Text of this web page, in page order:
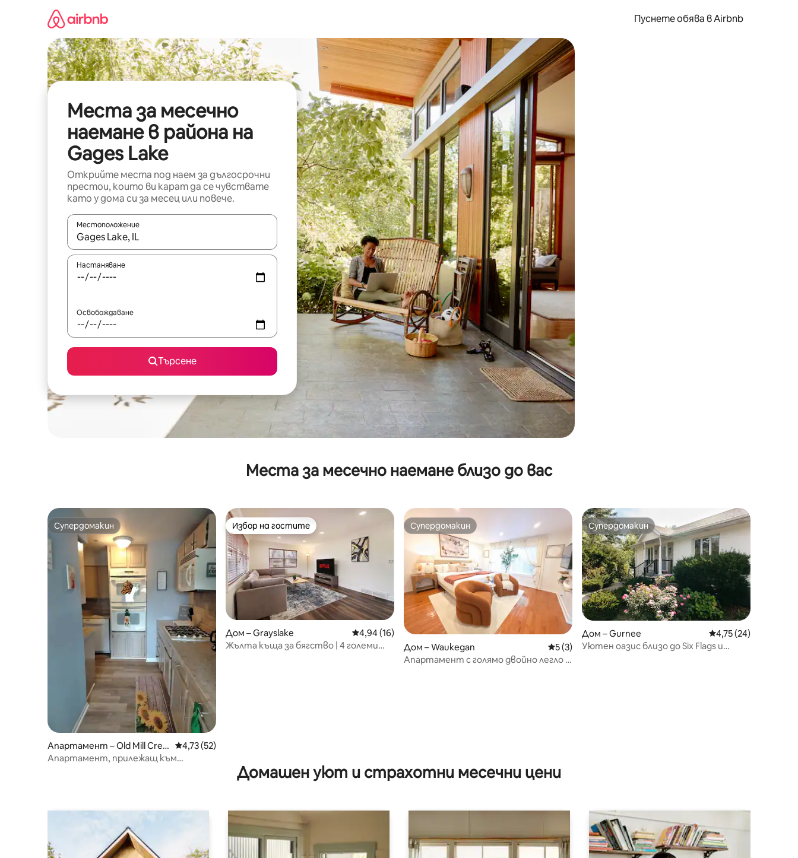
съдържанието
Пуснете обява в Airbnb
Места за месечно
наемане в района на
Gages Lake
Открийте места под наем за дългосрочни
престои, които ви карат да се чувствате
като у дома си за месец или повече.
Местоположение
Когато резултатите се покажат, използвайте клавишите със стрелки нагоре и надолу или навигирайте с докосване или плъзгане.
Настаняване
Освобождаване
Търсене
Места за месечно наемане близо до вас
Супердомакин
Супердомакин
Апартамент – Old Mill Cree
k
Средна оценка: 4,73 от 5, 52 отзива
4,73 (52)
Апартамент, прилежащ към
Избор на гостите
Избор на гостите
Дом – Grayslake Средна оценка: 4,94 от 5, 16 отзива
4,94 (16)
Жълта къща за бягство | 4 големи
Супердомакин
Супердомакин
Дом – Waukegan Средна оценка: 5 от 5, 3 отзива
5 (3)
Апартамент с голямо двойно легло |
Супердомакин
Супердомакин
Дом – Gurnee Средна оценка:
4,75 (24)
Уютен оазис близо до Six Flags и
Домашен уют и страхотни месечни цени